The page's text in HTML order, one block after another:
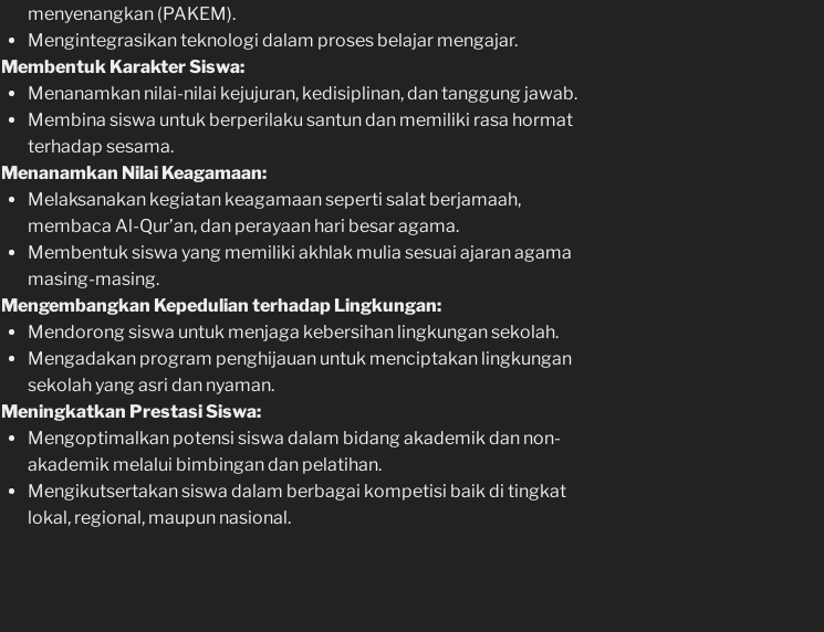
menyenangkan (PAKEM).
Mengintegrasikan teknologi dalam proses belajar mengajar.
Membentuk Karakter Siswa:
Menanamkan nilai-nilai kejujuran, kedisiplinan, dan tanggung jawab.
Membina siswa untuk berperilaku santun dan memiliki rasa hormat
terhadap sesama.
Menanamkan Nilai Keagamaan:
Melaksanakan kegiatan keagamaan seperti salat berjamaah,
membaca Al-Qur’an, dan perayaan hari besar agama.
Membentuk siswa yang memiliki akhlak mulia sesuai ajaran agama
masing-masing.
Mengembangkan Kepedulian terhadap Lingkungan:
Mendorong siswa untuk menjaga kebersihan lingkungan sekolah.
Mengadakan program penghijauan untuk menciptakan lingkungan
sekolah yang asri dan nyaman.
Meningkatkan Prestasi Siswa:
Mengoptimalkan potensi siswa dalam bidang akademik dan non-
akademik melalui bimbingan dan pelatihan.
Mengikutsertakan siswa dalam berbagai kompetisi baik di tingkat
lokal, regional, maupun nasional.